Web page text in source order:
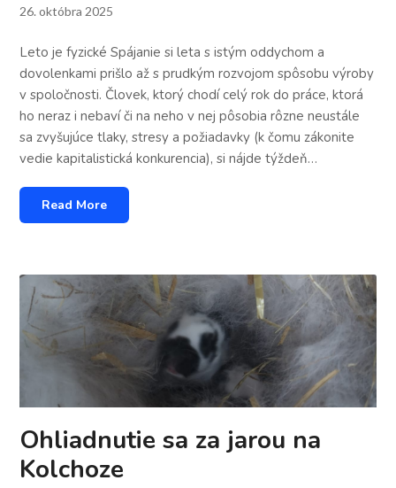
26. októbra 2025
Leto je fyzické Spájanie si leta s istým oddychom a
dovolenkami prišlo až s prudkým rozvojom spôsobu výroby
v spoločnosti. Človek, ktorý chodí celý rok do práce, ktorá
ho neraz i nebaví či na neho v nej pôsobia rôzne neustále
sa zvyšujúce tlaky, stresy a požiadavky (k čomu zákonite
vedie kapitalistická konkurencia), si nájde týždeň…
Read More
Ohliadnutie sa za jarou na
Kolchoze